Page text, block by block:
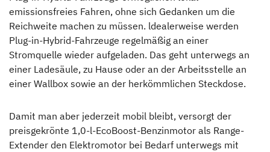
emissionsfreies Fahren, ohne sich Gedanken um die
Reichweite machen zu müssen. ldealerweise wer­den
Plug-in-Hybrid-Fahrzeuge regelmäßig an einer
Stromquelle wieder aufgeladen. Das geht unterwegs an
einer Ladesäule, zu Hause oder an der Arbeits­stelle an
einer Wallbox sowie an der herkömmlichen Steckdose.
Damit man aber jederzeit mobil bleibt, versorgt der
preisgekrönte 1,0-l-EcoBoost-Benzinmotor als Ran­ge-
Extender den Elektromotor bei Bedarf unterwegs mit